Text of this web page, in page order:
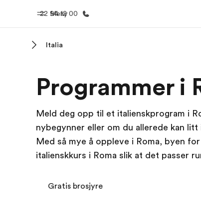
Meny
22 94 12 00
Velkommen til EF
Italia
Programmer i
Meld deg opp til et italienskprogram i
nybegynner eller om du allerede kan
Med så mye å oppleve i Roma, byen
italienskkurs i Roma slik at det passer
Gratis brosjyre